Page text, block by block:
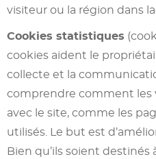
visiteur ou la région dans
Cookies statistiques
cookies aident le
collecte et la
comprendre comment les
avec le site, comme les
utilisés. Le but est
Bien qu’ils soient destinés